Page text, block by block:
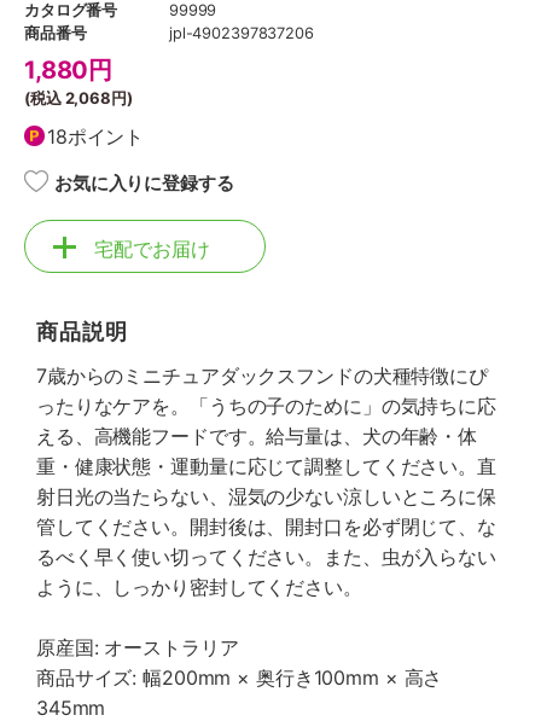
カタログ番号
99999
商品番号
jpl-4902397837206
1,880 円
(税込2,068円)
18ポイント
お気に入りに登録する
宅配でお届け
商品説明
7歳からのミニチュアダックスフンドの犬種特徴にぴ
ったりなケアを。「うちの子のために」の気持ちに応
える、高機能フードです。給与量は、犬の年齢・体
重・健康状態・運動量に応じて調整してください。直
射日光の当たらない、湿気の少ない涼しいところに保
管してください。開封後は、開封口を必ず閉じて、な
るべく早く使い切ってください。また、虫が入らない
ように、しっかり密封してください。
原産国: オーストラリア
商品サイズ: 幅200mm × 奥行き100mm × 高さ
345mm